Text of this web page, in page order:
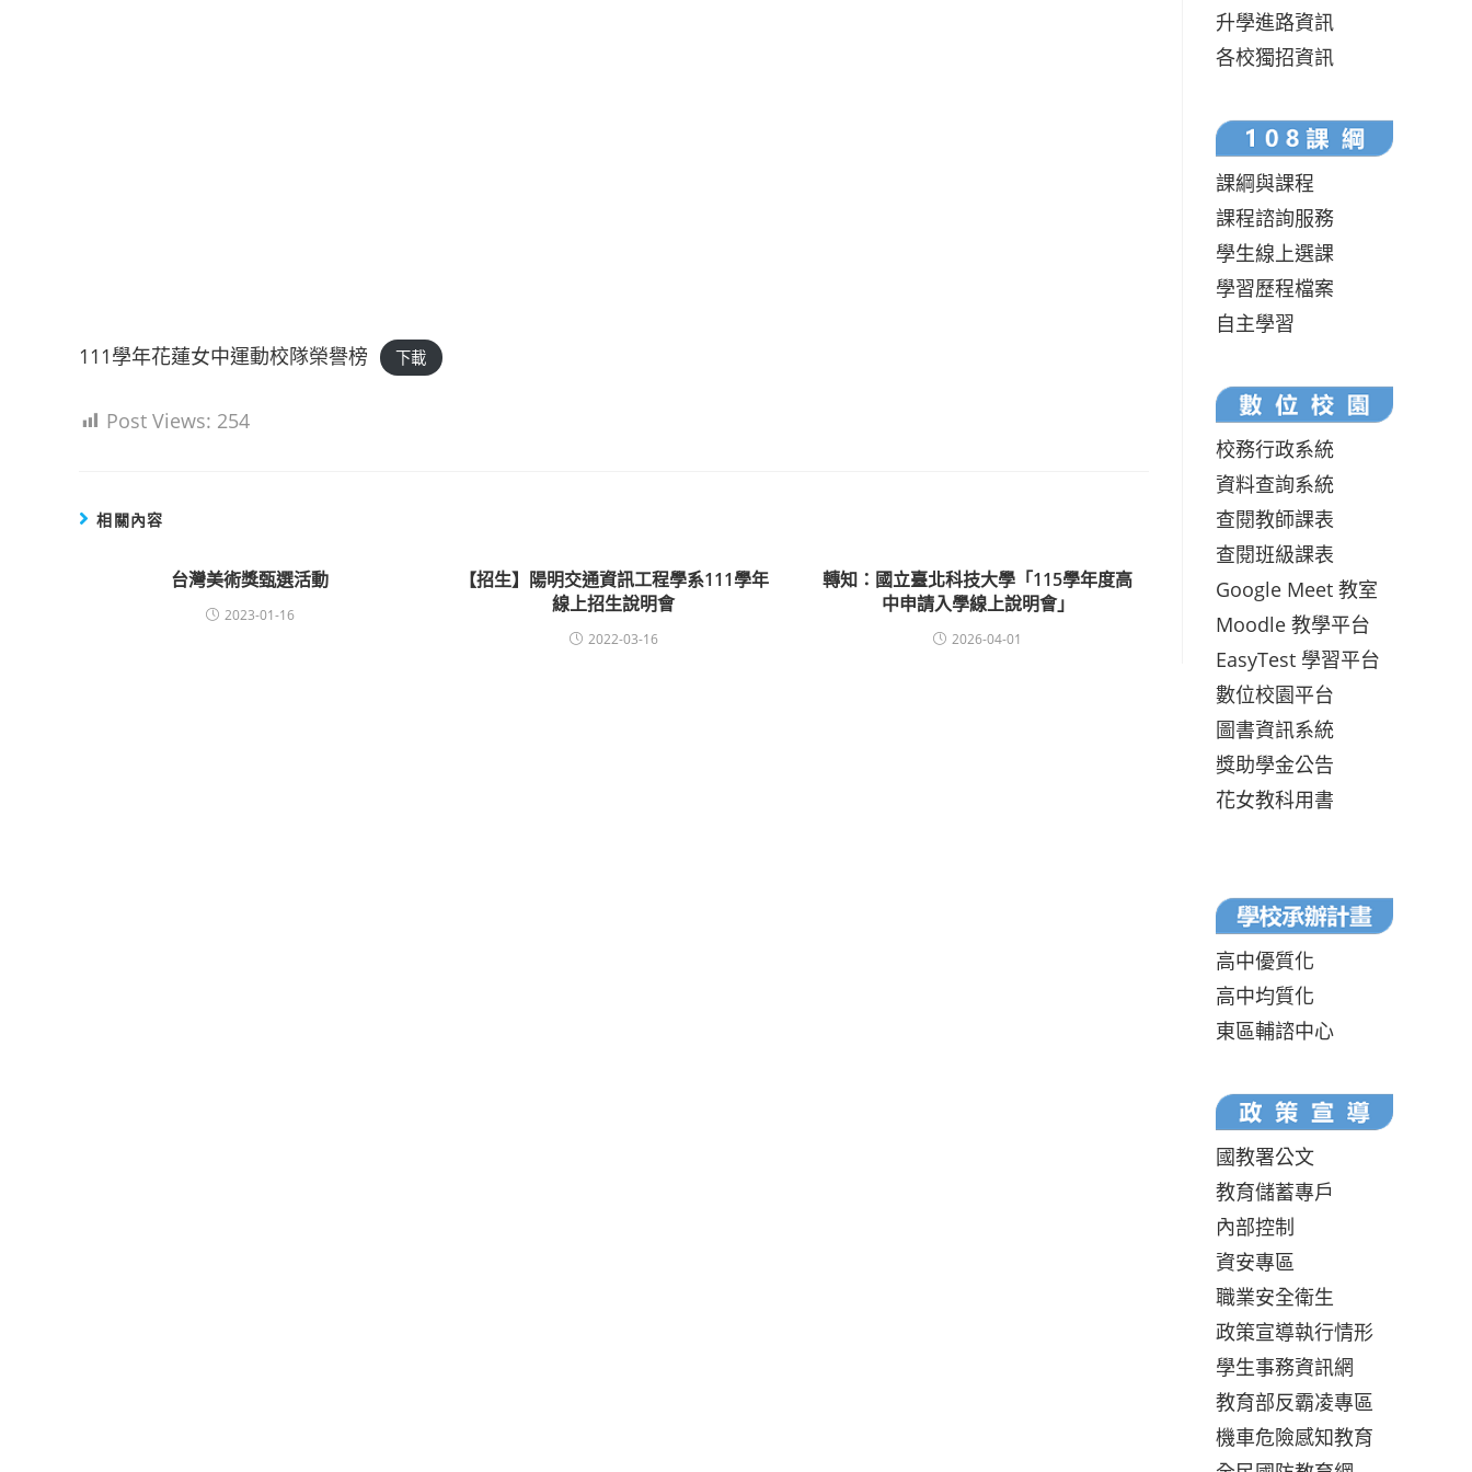
111學年花蓮女中運動校隊榮譽榜 下載
Post Views: 254
相關內容
台灣美術獎甄選活動
2023-01-16
【招生】陽明交通資訊工程學系111學年
線上招生說明會
2022-03-16
轉知：國立臺北科技大學「115學年度高
中申請入學線上說明會」
2026-04-01
升學進路資訊
各校獨招資訊
課綱與課程
課程諮詢服務
學生線上選課
學習歷程檔案
自主學習
校務行政系統
資料查詢系統
查閱教師課表
查閱班級課表
Google Meet 教室
Moodle 教學平台
EasyTest 學習平台
數位校園平台
圖書資訊系統
獎助學金公告
花女教科用書
高中優質化
高中均質化
東區輔諮中心
國教署公文
教育儲蓄專戶
內部控制
資安專區
職業安全衛生
政策宣導執行情形
學生事務資訊網
教育部反霸凌專區
機車危險感知教育